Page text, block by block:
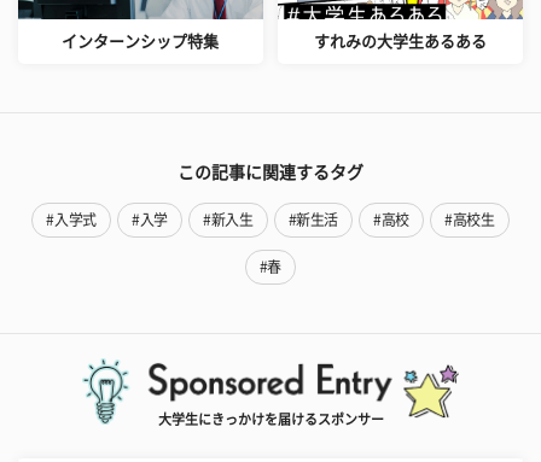
インターンシップ特集 すれみの大学生あるある
この記事に関連するタグ
#入学式 #入学 #新入生 #新生活 #高校 #高校生
#春
大学生にきっかけを届けるスポンサー